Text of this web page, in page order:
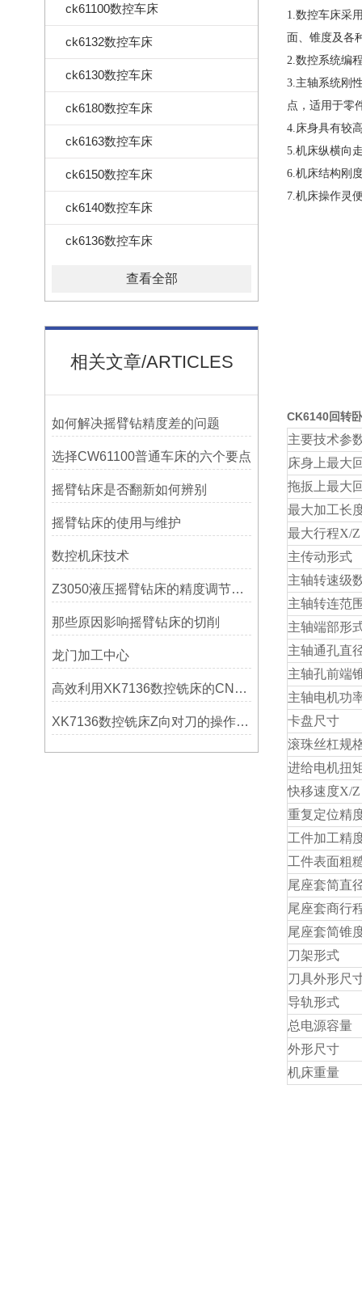
ck61100数控车床
ck6132数控车床
ck6130数控车床
ck6180数控车床
ck6163数控车床
ck6150数控车床
ck6140数控车床
ck6136数控车床
查看全部
相关文章/ARTICLES
如何解决摇臂钻精度差的问题
选择CW61100普通车床的六个要点
摇臂钻床是否翻新如何辨别
摇臂钻床的使用与维护
数控机床技术
Z3050液压摇臂钻床的精度调节与稳定性提升
那些原因影响摇臂钻床的切削
龙门加工中心
高效利用XK7136数控铣床的CNC系统？
XK7136数控铣床Z向对刀的操作方法
1.数控车床采
面、锥度及各
2.数控系统编
3.主轴系统刚
点，适用于零
4.床身具有较
5.机床纵横向
6.机床结构刚
7.机床操作灵
CK6140回转
主要技术参
床身上最大
拖扳上最大
最大加工长
最大行程X/Z
主传动形式
主轴转速级
主轴转连范
主轴端部形
主轴通孔直
主轴孔前端
主轴电机功
卡盘尺寸
滚珠丝杠规
进给电机扭
快移速度X/Z
重复定位精
工件加工精
工件表面粗
尾座套简直
尾座套商行
尾座套简锥
刀架形式
刀具外形尺
导轨形式
总电源容量
外形尺寸
机床重量